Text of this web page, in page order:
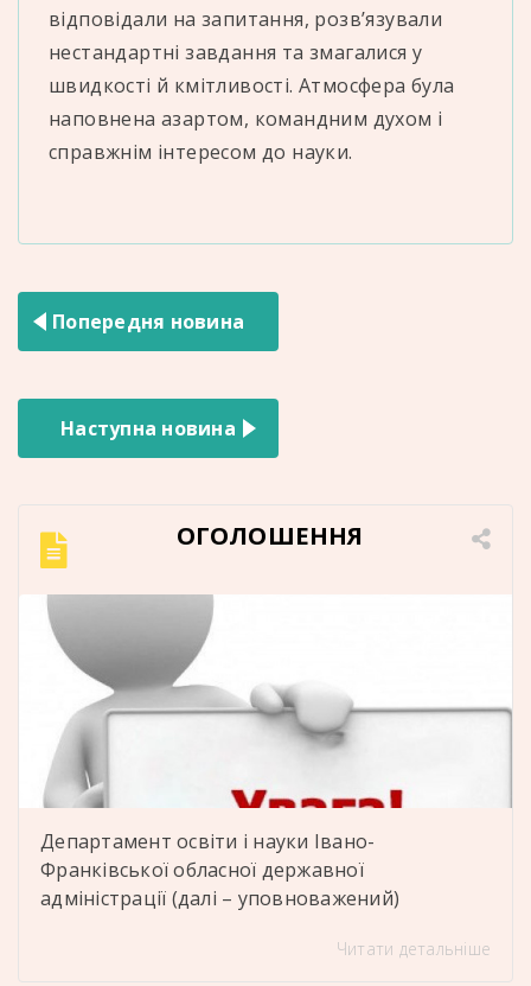
відповідали на запитання, розв’язували
нестандартні завдання та змагалися у
швидкості й кмітливості. Атмосфера була
наповнена азартом, командним духом і
справжнім інтересом до науки.
Навігація
записів
Попередня новина
Наступна новина
ОГОЛОШЕННЯ
Департамент освіти і науки Івано-
Франківської обласної державної
адміністрації (далі – уповноважений)
наглядової ради ДПТНЗ «ОтинійськийЧитати детальніше